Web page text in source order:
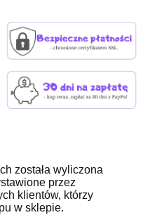
została wyliczona
przez
klientów, którzy
w sklepie.